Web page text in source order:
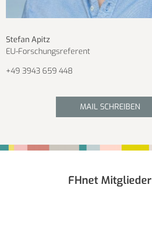
Stefan Apitz
EU-Forschungsreferent
+49 3943 659 448
MAIL SCHREIBEN
Fußbereich
FHnet Mitglieder